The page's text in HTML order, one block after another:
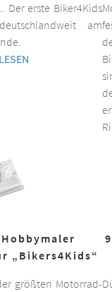
Der erste Biker4Kids
am
„Bikers4Kids“
größten Motorrad-